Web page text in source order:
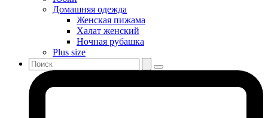
Домашняя одежда
Женская пижама
Халат женский
Ночная рубашка
Plus size